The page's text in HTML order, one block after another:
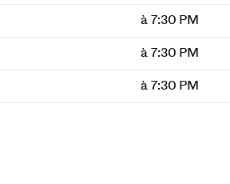
à 7:30 PM
à 7:30 PM
à 7:30 PM